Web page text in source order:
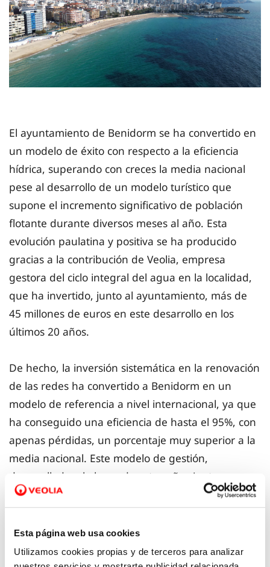
Esta página web usa cookies
Utilizamos cookies propias y de terceros para analizar
El ayuntamiento de Benidorm se ha convertido en
un modelo de éxito con respecto a la eficiencia
hídrica, superando con creces la media nacional
pese al desarrollo de un modelo turístico que
supone el incremento significativo de población
flotante durante diversos meses al año. Esta
evolución paulatina y positiva se ha producido
gracias a la contribución de Veolia, empresa
gestora del ciclo integral del agua en la localidad,
que ha invertido, junto al ayuntamiento, más de
45 millones de euros en este desarrollo en los
últimos 20 años.
De hecho, la inversión sistemática en la renovación
de las redes ha convertido a Benidorm en un
modelo de referencia a nivel internacional, ya que
ha conseguido una eficiencia de hasta el 95%, con
apenas pérdidas, un porcentaje muy superior a la
media nacional. Este modelo de gestión,
desarrollado a lo largo de estos años junto a
Veolia, se basa en la digitalización, la
monitorización constante, la reutilización de aguas
residuales para otros usos como riegos y baldeo, y
una red de distribución inteligente que es capaz